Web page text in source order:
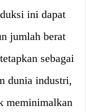
ini dapat
jumlah berat
sebagai
dunia industri,
meminimalkan